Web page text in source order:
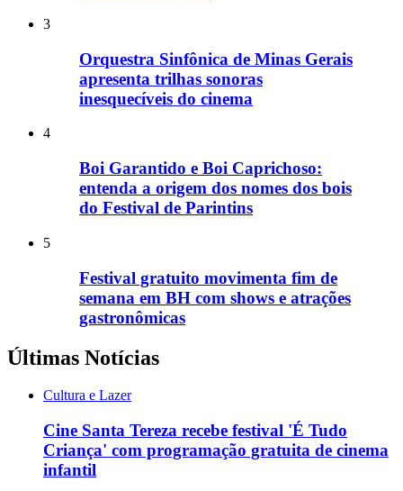
3
Orquestra Sinfônica de Minas Gerais
apresenta trilhas sonoras
inesquecíveis do cinema
4
Boi Garantido e Boi Caprichoso:
entenda a origem dos nomes dos bois
do Festival de Parintins
5
Festival gratuito movimenta fim de
semana em BH com shows e atrações
gastronômicas
Últimas Notícias
Cultura e Lazer
Cine Santa Tereza recebe festival 'É Tudo
Criança' com programação gratuita de cinema
infantil